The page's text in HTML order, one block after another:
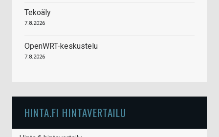
Tekoäly
7.8.2026
OpenWRT-keskustelu
7.8.2026
HINTA.FI HINTAVERTAILU